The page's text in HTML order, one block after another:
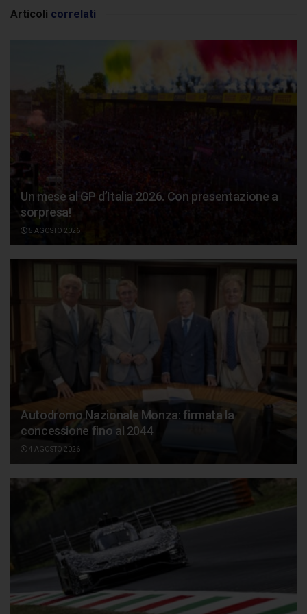
Articoli correlati
Un mese al GP d’Italia 2026. Con presentazione a
sorpresa!
5 AGOSTO 2026
Autodromo Nazionale Monza: firmata la
concessione fino al 2044
4 AGOSTO 2026